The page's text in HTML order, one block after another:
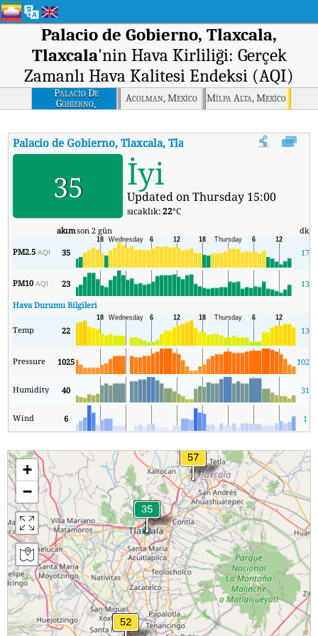
Palacio de Gobierno, Tlaxcala,
Tlaxcala'nin Hava Kirliliği: Gerçek
Zamanlı Hava Kalitesi Endeksi (AQI)
Palacio De
Gobierno,
Tlaxcala, Tlaxcala
Acolman, Mexico Milpa Alta, Mexico
Palacio de Gobierno, Tlaxcala, Tlaxcala 'nin AQI'si:Palacio de
35 İyi
Updated on Thursday 15:00
sıcaklık:22°C
akımson 2 gün dk.
PM2.5AQI 35 17
PM10AQI 23
13
Hava Durumu Bilgileri
Temp 22 13
Pressure 1025 1024
Humidity 40 31
Wind 6 1
+
−